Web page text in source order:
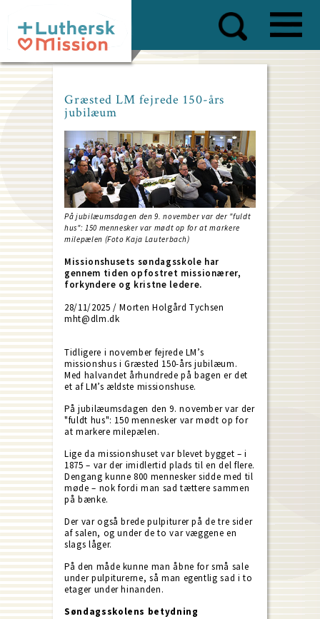
main
content
Græsted LM fejrede 150-års
jubilæum
På jubilæumsdagen den 9. november var der "fuldt
hus": 150 mennesker var mødt op for at markere
milepælen (Foto Kaja Lauterbach)
Missionshusets søndagsskole har
gennem tiden opfostret missionærer,
forkyndere og kristne ledere.
28/11/2025 / Morten Holgård Tychsen
mht@dlm.dk
Tidligere i november fejrede LM’s
missionshus i Græsted 150-års jubilæum.
Med halvandet århundrede på bagen er det
et af LM’s ældste missionshuse.
På jubilæumsdagen den 9. november var der
"fuldt hus": 150 mennesker var mødt op for
at markere milepælen.
Lige da missionshuset var blevet bygget – i
1875 – var der imidlertid plads til en del flere.
Dengang kunne 800 mennesker sidde med til
møde – nok fordi man sad tættere sammen
på bænke.
Der var også brede pulpiturer på de tre sider
af salen, og under de to var væggene en
slags låger.
På den måde kunne man åbne for små sale
under pulpiturerne, så man egentlig sad i to
etager under hinanden.
Søndagsskolens betydning